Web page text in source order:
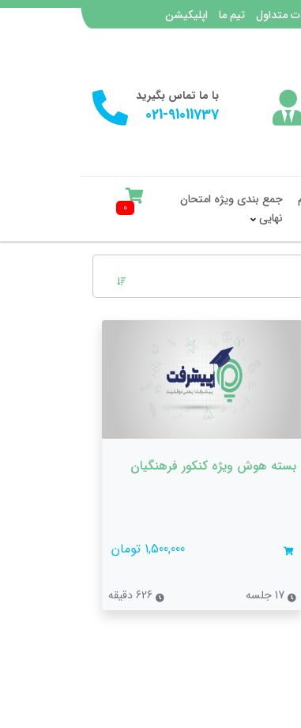
متداول تیم ما اپلیکیشن
با ما تماس بگیرید
021-91011737
جمع بندی ویژه امتحان
نهایی
0
بسته هوش ویژه کنکور فرهنگیان
1,500,000 تومان
17 جلسه 626 دقیقه